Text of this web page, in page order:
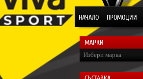
НАЧАЛО ПРОМОЦИИ
МАРКИ
Избери марка